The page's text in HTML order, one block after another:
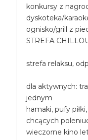
konkursy z
dyskoteka/
ognisko/grill z
STREFA
strefa relaksu,
dla aktywnych:
jednym
hamaki, pufy
chcących
wieczorne kino